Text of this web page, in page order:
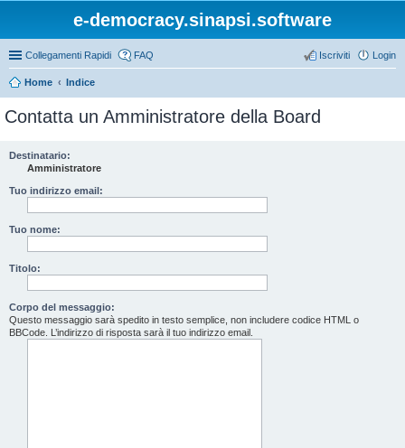
e-democracy.sinapsi.software
Collegamenti Rapidi FAQ Login
Iscriviti
Home Indice
Contatta un Amministratore della Board
Destinatario:
Amministratore
Tuo indirizzo email:
Tuo nome:
Titolo:
Corpo del messaggio:
Questo messaggio sarà spedito in testo semplice, non includere codice HTML o
BBCode. L’indirizzo di risposta sarà il tuo indirizzo email.